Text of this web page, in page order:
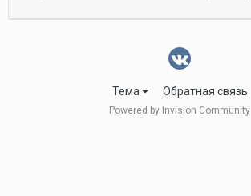
Тема Обратная связь
Powered by Invision Community